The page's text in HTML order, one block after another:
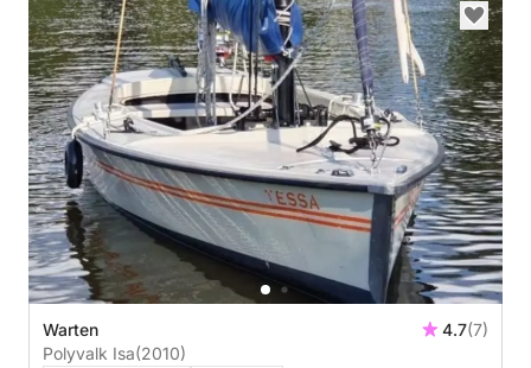
Warten 4.7(7)
Polyvalk Isa(2010)